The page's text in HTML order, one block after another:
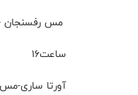
مس رفسنجان -
ساعت۱۶
آورتا ساری-